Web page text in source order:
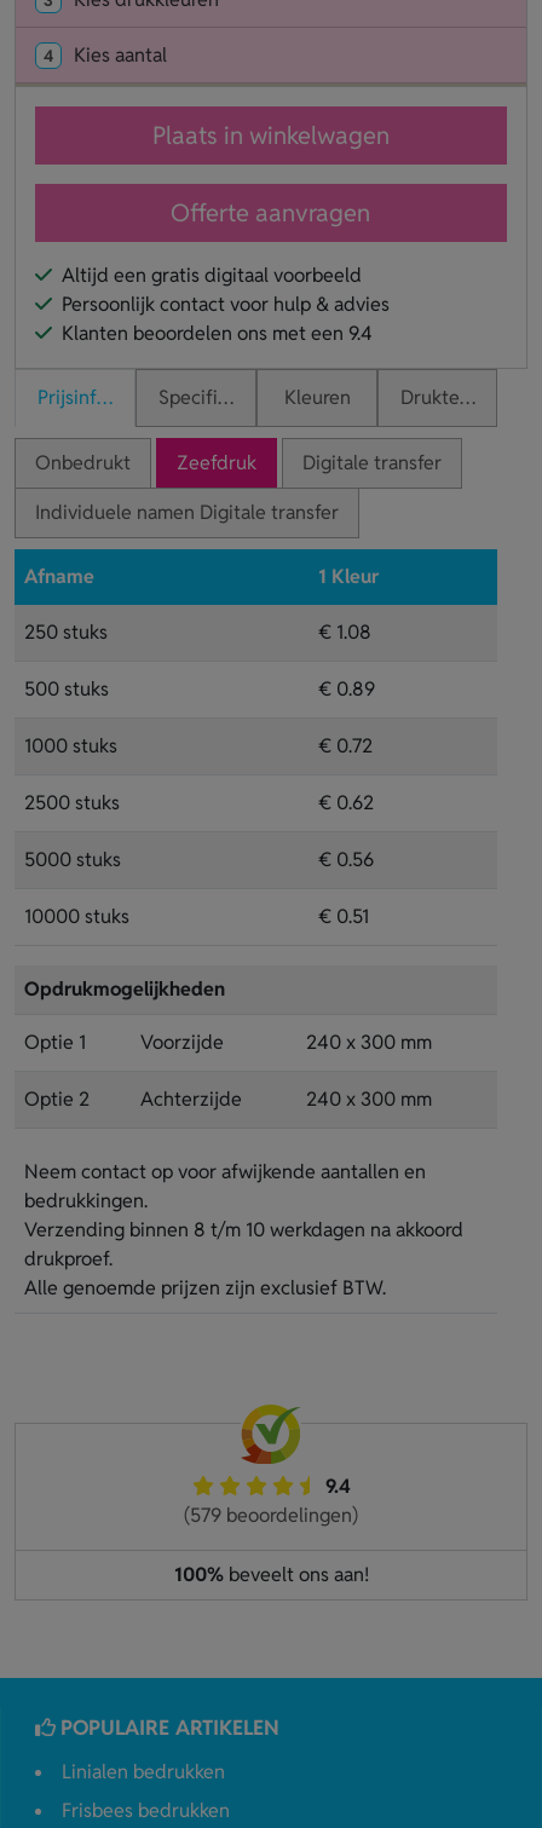
4 Kies aantal
Plaats in winkelwagen
Offerte aanvragen
Altijd een gratis digitaal voorbeeld
Persoonlijk contact voor hulp & advies
Klanten beoordelen ons met een 9.4
PrijsinformatieSpecificaties Kleuren Druktechnieken
Onbedrukt Zeefdruk
Digitale transfer
Individuele namen Digitale transfer
Afname 1 Kleur
250 stuks € 1.08
500 stuks € 0.89
1000 stuks € 0.72
2500 stuks € 0.62
5000 stuks € 0.56
10000 stuks € 0.51
Opdrukmogelijkheden
Optie 1 Voorzijde 240 x 300 mm
Optie 2 Achterzijde 240 x 300 mm
Neem contact op voor afwijkende aantallen en
bedrukkingen.
Verzending binnen 8 t/m 10 werkdagen na akkoord
drukproef.
Alle genoemde prijzen zijn exclusief BTW.
9.4
(579 beoordelingen)
100%beveelt ons aan!
POPULAIRE ARTIKELEN
Linialen bedrukken
Frisbees bedrukken